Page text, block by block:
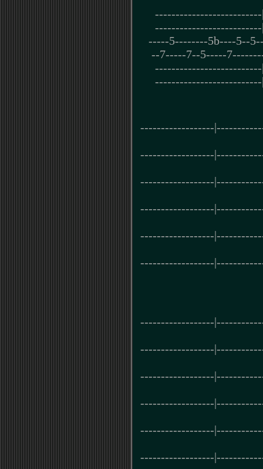
-----5--------5b----5--
--7-----7--5-----
------------------
------------------
------------------
------------------
------------------
------------------
------------------
------------------
------------------
------------------
------------------
------------------